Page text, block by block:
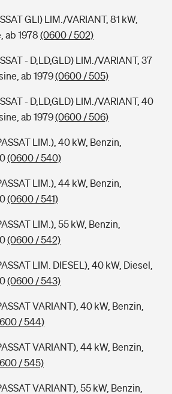
GLI) LIM./VARIANT, 81 kW,
ab 1978 (0600 / 502)
- D,LD,GLD) LIM./VARIANT, 37
ab 1979(0600 / 505)
- D,LD,GLD) LIM./VARIANT, 40
ab 1979(0600 / 506)
LIM.), 40 kW, Benzin,
(0600 / 540)
LIM.), 44 kW, Benzin,
(0600 / 541)
LIM.), 55 kW, Benzin,
(0600 / 542)
LIM. DIESEL), 40 kW, Diesel,
(0600 / 543)
VARIANT), 40 kW, Benzin,
/ 544)
VARIANT), 44 kW, Benzin,
/ 545)
VARIANT), 55 kW, Benzin,